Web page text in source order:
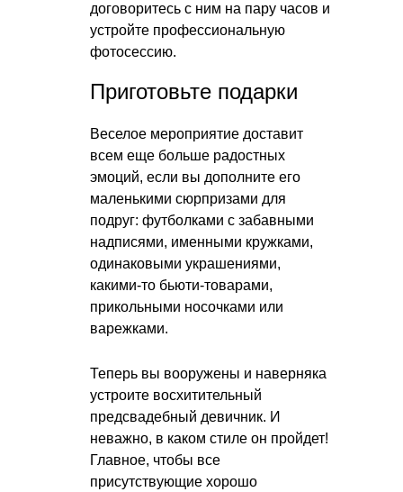
договоритесь с ним на пару часов и
устройте профессиональную
фотосессию.
Приготовьте подарки
Веселое мероприятие доставит
всем еще больше радостных
эмоций, если вы дополните его
маленькими сюрпризами для
подруг: футболками с забавными
надписями, именными кружками,
одинаковыми украшениями,
какими-то бьюти-товарами,
прикольными носочками или
варежками.
Теперь вы вооружены и наверняка
устроите восхитительный
предсвадебный девичник. И
неважно, в каком стиле он пройдет!
Главное, чтобы все
присутствующие хорошо